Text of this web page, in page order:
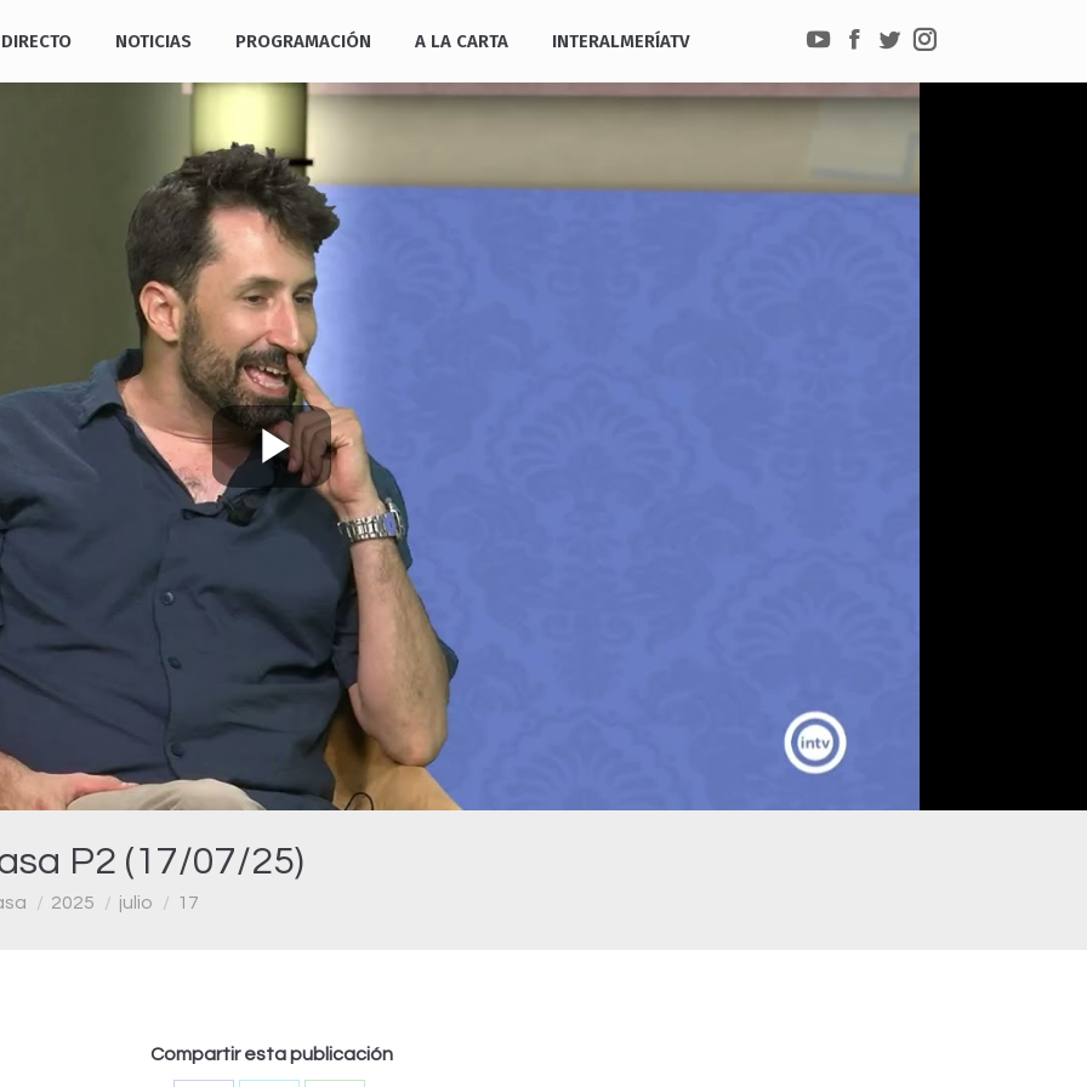
DIRECTO NOTICIAS PROGRAMACIÓN A LA CARTA INTERALMERÍATV
YouTube
Facebook
TwitterInstagram
P2 (17/07/25)
2025 julio 17
Play
Video
Compartir esta publicación